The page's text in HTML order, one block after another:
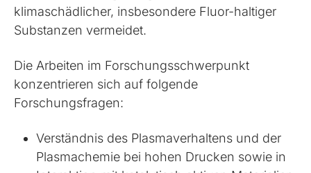
klimaschädlicher, insbesondere Fluor-haltiger
Substanzen vermeidet.
Die Arbeiten im Forschungsschwerpunkt
konzentrieren sich auf folgende
Forschungsfragen:
Verständnis des Plasmaverhaltens und der
Plasmachemie bei hohen Drucken sowie in